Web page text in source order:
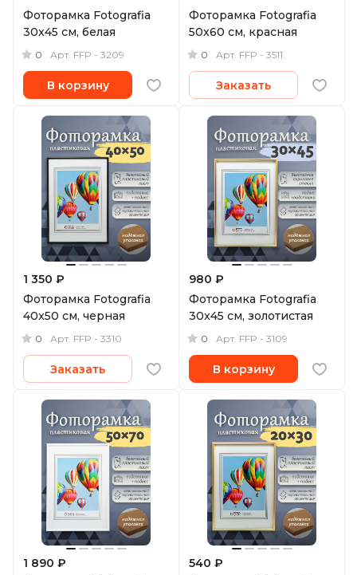
Фоторамка Fotografia
30x45 см, белая
0 Арт. FFP - 3209
В корзину
Фоторамка Fotografia
50x60 см, красная
0 Арт. FFP - 3511
Заказать
1 350 ₽
Фоторамка Fotografia
40x50 см, черная
0 Арт. FFP - 3310
Заказать
980 ₽
Фоторамка Fotografia
30x45 см, золотистая
0 Арт. FFP - 3109
В корзину
1 890 ₽
540 ₽